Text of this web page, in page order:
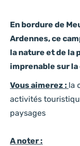
En bordure de
Ardennes, ce
la nature et de la
imprenable sur
Vous aimerez : la
activités
paysages
A noter :